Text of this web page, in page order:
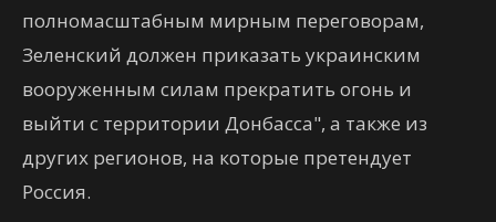
полномасштабным мирным переговорам,
Зеленский должен приказать украинским
вооруженным силам прекратить огонь и
выйти с территории Донбасса", а также из
других регионов, на которые претендует
Россия.